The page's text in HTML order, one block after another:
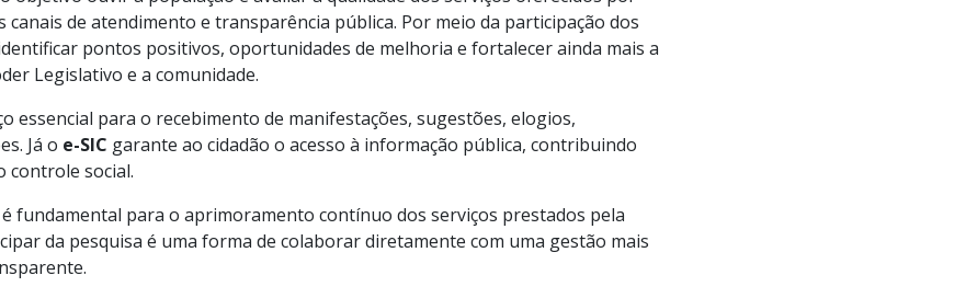
canais de atendimento e transparência pública. Por meio da participação dos
pontos positivos, oportunidades de melhoria e fortalecer ainda mais a
Legislativo e a comunidade.
essencial para o recebimento de manifestações, sugestões, elogios,
Já o e-SIC garante ao cidadão o acesso à informação pública, contribuindo
controle social.
fundamental para o aprimoramento contínuo dos serviços prestados pela
da pesquisa é uma forma de colaborar diretamente com uma gestão mais